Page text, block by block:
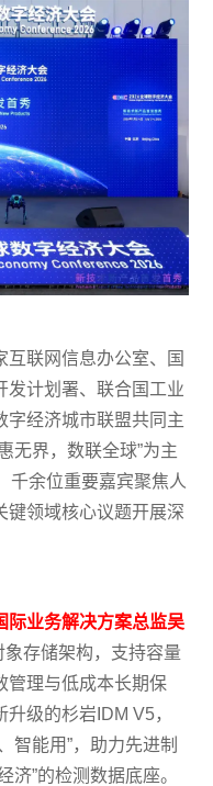
联网信息办公室、国
发计划署、联合国工业
字经济城市联盟共同主
无界，数联全球”为主
千余位重要嘉宾聚焦人
键领域核心议题开展深
际业务解决方案总监吴
存储架构，支持容量
管理与低成本长期保
级的杉岩IDM V5，
智能用”，助力先进制
济”的检测数据底座。